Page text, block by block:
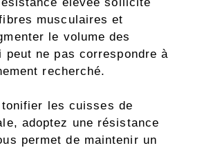
musculaires et
le volume des
ne pas correspondre à
recherché.
les cuisses de
adoptez une résistance
permet de maintenir un